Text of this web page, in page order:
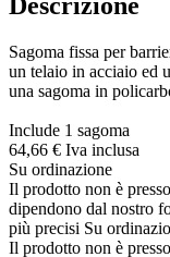
Sagoma fissa per
un telaio in acciaio ed
una sagoma in
Include 1 sagoma
64,66 € Iva inclusa
Su ordinazione
Il prodotto non è
dipendono dal nostro
più precisi Su
Il prodotto non è